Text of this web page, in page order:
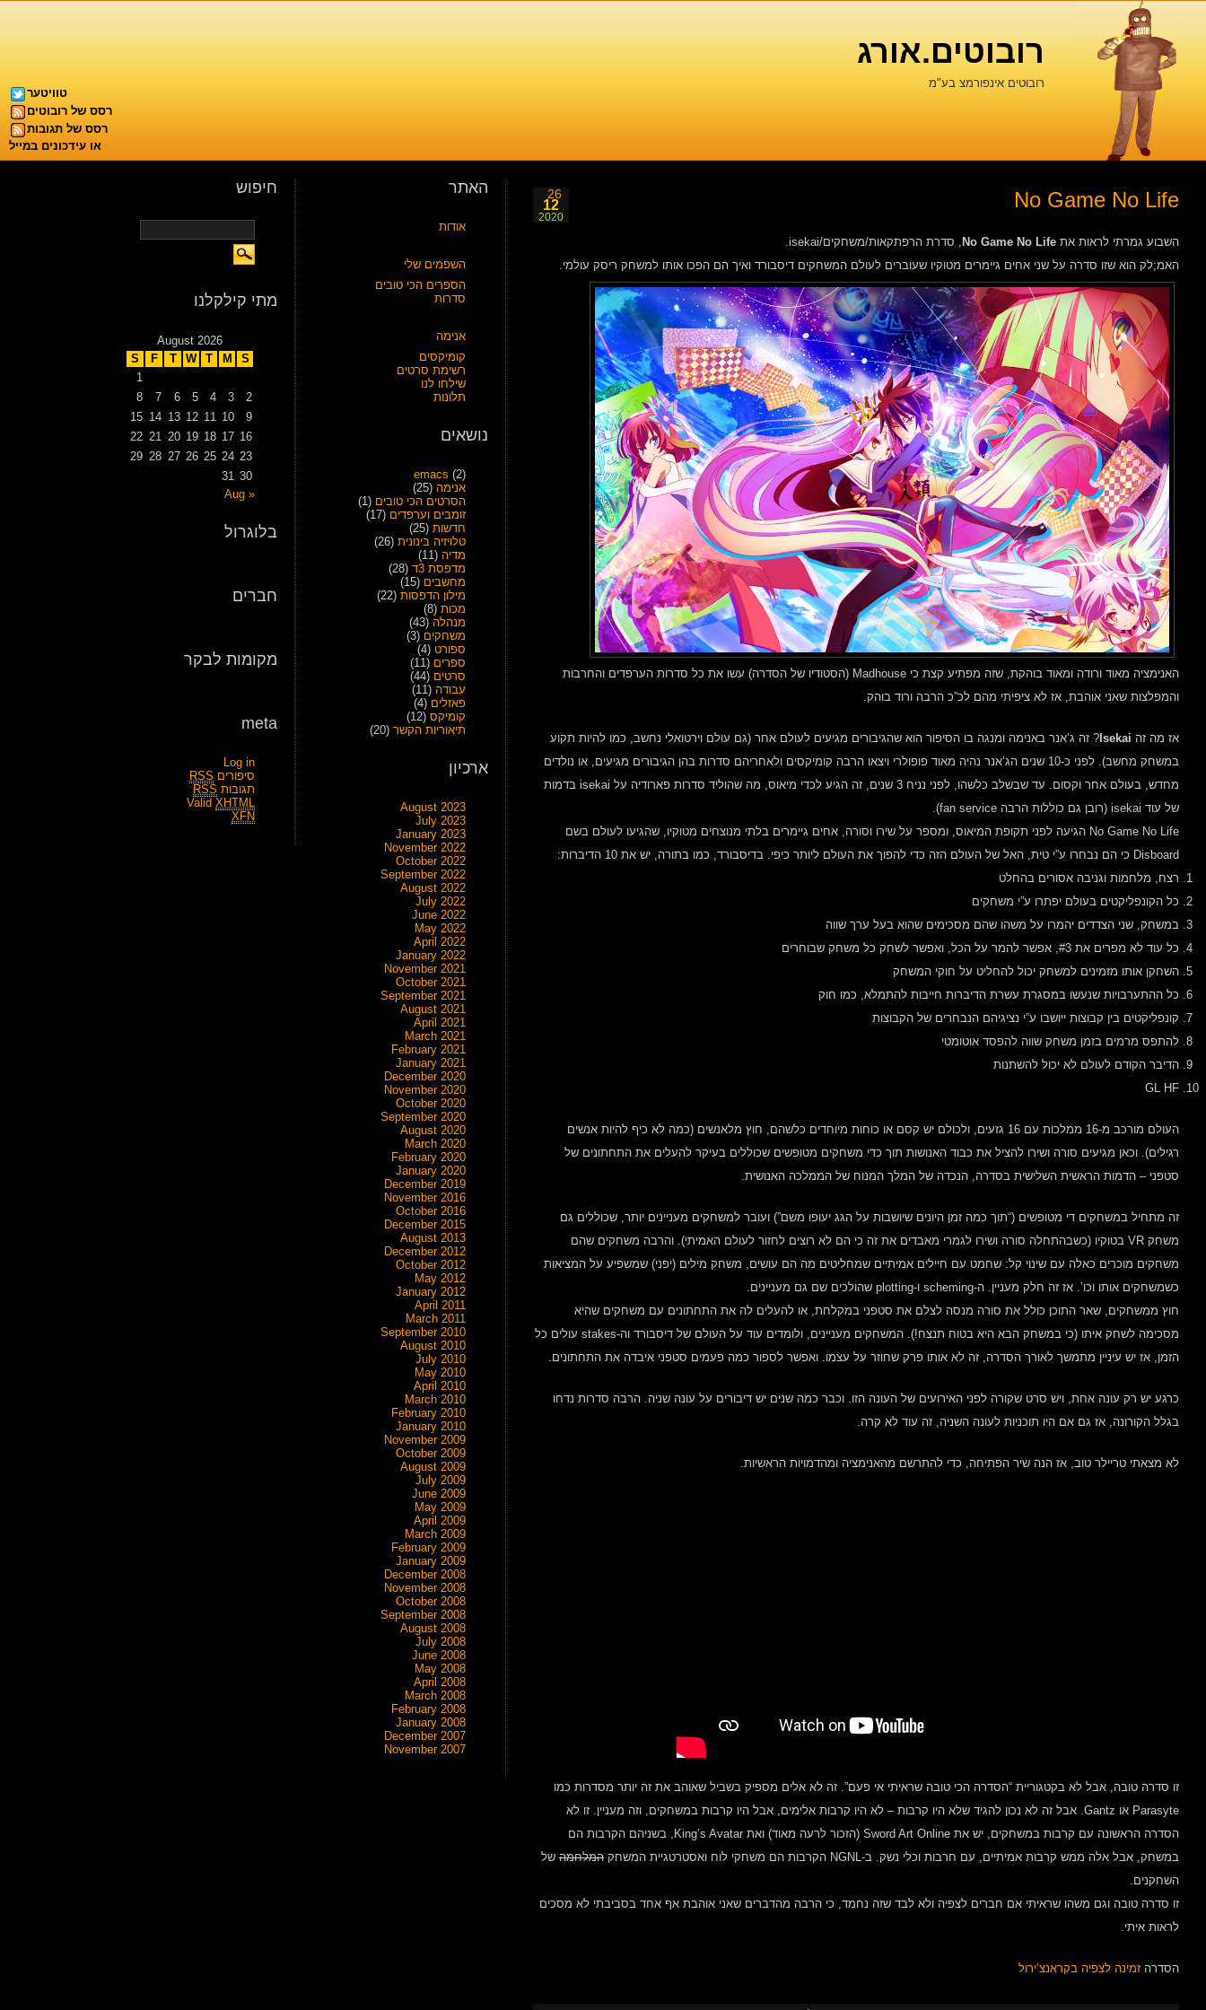
רובוטים.אורג
רובוטים אינפורמצ בע"מ
טוויטער
רסס של רובוטים
רסס של תגובות
או עידכונים במייל
26
12
2020
No Game No Life
השבוע גמרתי לראות את No Game No Life , סדרת הרפתקאות/משחקים/isekai.
האמ;לק הוא שזו סדרה על שני אחים גיימרים מטוקיו שעוברים לעולם המשחקים דיסבורד ואיך הם הפכו אותו למשחק ריסק עולמי.
האנימציה מאוד ורודה ומאוד בוהקת, שזה מפתיע קצת כי Madhouse (הסטודיו של הסדרה) עשו את כל סדרות הערפדים והחרבות
והמפלצות שאני אוהבת, אז לא ציפיתי מהם לכ”כ הרבה ורוד בוהק.
אז מה זה Isekai ? זה ג’אנר באנימה ומנגה בו הסיפור הוא שהגיבורים מגיעים לעולם אחר (גם עולם וירטואלי נחשב, כמו להיות תקוע
במשחק מחשב). לפני כ-10 שנים הג’אנר נהיה מאוד פופולרי ויצאו הרבה קומיקסים ולאחריהם סדרות בהן הגיבורים מגיעים, או נולדים
מחדש, בעולם אחר וקסום. עד שבשלב כלשהו, לפני נניח 3 שנים, זה הגיע לכדי מיאוס, מה שהוליד סדרות פארודיה על isekai בדמות
של עוד isekai (רובן גם כוללות הרבה fan service).
No Game No Life הגיעה לפני תקופת המיאוס, ומספר על שירו וסורה, אחים גיימרים בלתי מנוצחים מטוקיו, שהגיעו לעולם בשם
Disboard כי הם נבחרו ע”י טית, האל של העולם הזה כדי להפוך את העולם ליותר כיפי. בדיסבורד, כמו בתורה, יש את 10 הדיברות:
רצח, מלחמות וגניבה אסורים בהחלט
כל הקונפליקטים בעולם יפתרו ע”י משחקים
במשחק, שני הצדדים יהמרו על משהו שהם מסכימים שהוא בעל ערך שווה
כל עוד לא מפרים את #3, אפשר להמר על הכל, ואפשר לשחק כל משחק שבוחרים
השחקן אותו מזמינים למשחק יכול להחליט על חוקי המשחק
כל ההתערבויות שנעשו במסגרת עשרת הדיברות חייבות להתמלא, כמו חוק
קונפליקטים בין קבוצות ייושבו ע”י נציגיהם הנבחרים של הקבוצות
להתפס מרמים בזמן משחק שווה להפסד אוטומטי
הדיבר הקודם לעולם לא יכול להשתנות
GL HF
העולם מורכב מ-16 ממלכות עם 16 גזעים, ולכולם יש קסם או כוחות מיוחדים כלשהם, חוץ מלאנשים (כמה לא כיף להיות אנשים
רגילים). וכאן מגיעים סורה ושירו להציל את כבוד האנושות תוך כדי משחקים מטופשים שכוללים בעיקר להעלים את התחתונים של
סטפני – הדמות הראשית השלישית בסדרה, הנכדה של המלך המנוח של הממלכה האנושית.
זה מתחיל במשחקים די מטופשים (“תוך כמה זמן היונים שיושבות על הגג יעופו משם”) ועובר למשחקים מעניינים יותר, שכוללים גם
משחק VR בטוקיו (כשבהתחלה סורה ושירו לגמרי מאבדים את זה כי הם לא רוצים לחזור לעולם האמיתי). והרבה משחקים שהם
משחקים מוכרים כאלה עם שינוי קל: שחמט עם חיילים אמיתיים שמחליטים מה הם עושים, משחק מילים (יפני) שמשפיע על המציאות
כשמשחקים אותו וכו’. אז זה חלק מעניין. ה-scheming ו-plotting שהולכים שם גם מעניינים.
חוץ ממשחקים, שאר התוכן כולל את סורה מנסה לצלם את סטפני במקלחת, או להעלים לה את התחתונים עם משחקים שהיא
מסכימה לשחק איתו (כי במשחק הבא היא בטוח תנצח!). המשחקים מעניינים, ולומדים עוד על העולם של דיסבורד וה-stakes עולים כל
הזמן, אז יש עיניין מתמשך לאורך הסדרה, זה לא אותו פרק שחוזר על עצמו. ואפשר לספור כמה פעמים סטפני איבדה את התחתונים.
כרגע יש רק עונה אחת, ויש סרט שקורה לפני האירועים של העונה הזו. וכבר כמה שנים יש דיבורים על עונה שניה. הרבה סדרות נדחו
בגלל הקורונה, אז גם אם היו תוכניות לעונה השניה, זה עוד לא קרה.
לא מצאתי טריילר טוב, אז הנה שיר הפתיחה, כדי להתרשם מהאנימציה ומהדמויות הראשיות.
זו סדרה טובה, אבל לא בקטגוריית “הסדרה הכי טובה שראיתי אי פעם”. זה לא אלים מספיק בשביל שאוהב את זה יותר מסדרות כמו
Parasyte או Gantz. אבל זה לא נכון להגיד שלא היו קרבות – לא היו קרבות אלימים, אבל היו קרבות במשחקים, וזה מעניין. זו לא
הסדרה הראשונה עם קרבות במשחקים, יש את Sword Art Online (הזכור לרעה מאוד) ואת King’s Avatar, בשניהם הקרבות הם
במשחק, אבל אלה ממש קרבות אמיתיים, עם חרבות וכלי נשק. ב-NGNL הקרבות הם משחקי לוח ואסטרטגיית המשחק
המלחמה של
השחקנים.
זו סדרה טובה וגם משהו שראיתי אם חברים לצפיה ולא לבד שזה נחמד, כי הרבה מהדברים שאני אוהבת אף אחד בסביבתי לא מסכים
לראות איתי.
הסדרה זמינה לצפיה בקראנצ’ירול
האתר
אודות
השפמים שלי
הספרים הכי טובים
סדרות
אנימה
קומיקסים
רשימת סרטים
שילחו לנו
תלונות
נושאים
emacs (2)
אנימה (25)
הסרטים הכי טובים (1)
זומבים וערפדים (17)
חדשות(25)
טלויזיה בינונית(26)
מדיה (11)
מדפסת 3ד
(28)
מחשבים (15)
מילון הדפסות(22)
מכות(8)
מנהלה (43)
משחקים (3)
ספורט (4)
ספרים (11)
סרטים (44)
עבודה (11)
פאזלים (4)
קומיקס(12)
תיאוריות הקשר(20)
ארכיון
August 2023
July 2023
January 2023
November 2022
October 2022
September 2022
August 2022
July 2022
June 2022
May 2022
April 2022
January 2022
November 2021
October 2021
September 2021
August 2021
April 2021
March 2021
February 2021
January 2021
December 2020
November 2020
October 2020
September 2020
August 2020
March 2020
February 2020
January 2020
December 2019
November 2016
October 2016
December 2015
August 2013
December 2012
October 2012
May 2012
January 2012
April 2011
March 2011
September 2010
August 2010
July 2010
May 2010
April 2010
March 2010
February 2010
January 2010
November 2009
October 2009
August 2009
July 2009
June 2009
May 2009
April 2009
March 2009
February 2009
January 2009
December 2008
November 2008
October 2008
September 2008
August 2008
July 2008
June 2008
May 2008
April 2008
March 2008
February 2008
January 2008
December 2007
November 2007
חיפוש
מתי קילקלנו
August 2026
S
M
T
W
T
F
S
1
2
3
4
5
6
7
8
9
10
11
12
13
14
15
16
17
18
19
20
21
22
23
24
25
26
27
28
29
30
31
« Aug
בלוגרול
חברים
מקומות לבקר
meta
Log in
סיפורים RSS
תגובות RSS
ValidXHTML
XFN